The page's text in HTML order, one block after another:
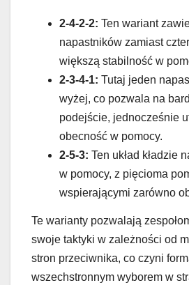
2-4-2-2: Ten wariant
napastników zamiast
większą stabilność w
2-3-4-1: Tutaj jeden
wyżej, co pozwala na
podejście, jednocześnie
obecność w pomocy.
2-5-3: Ten układ kładzie
w pomocy, z pięcioma
wspierającymi zarówno
Te warianty pozwalają
swoje taktyki w zależności od
stron przeciwnika, co czyni
wszechstronnym wyborem w